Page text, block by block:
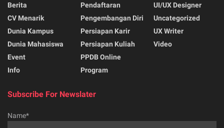
Berita
CV Menarik
Dunia Kampus
Dunia Mahasiswa
Event
Info
Pendaftaran
Pengembangan Diri
Persiapan Karir
Persiapan Kuliah
PPDB Online
Program
UI/UX Designer
Uncategorized
UX Writer
Video
Subscribe For Newslater
Name*